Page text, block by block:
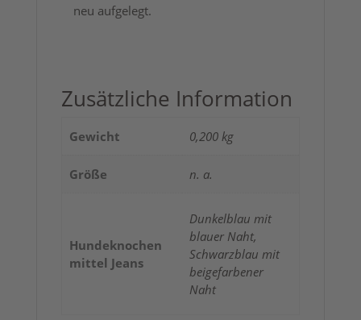
neu aufgelegt.
Zusätzliche Information
Gewicht 0,200 kg
Größe n. a.
Hundeknochen
mittel Jeans
Dunkelblau mit
blauer Naht,
Schwarzblau mit
beigefarbener
Naht